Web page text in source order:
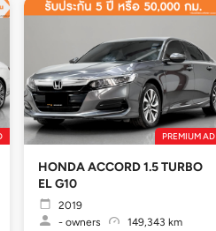
PREMIUM AD
HONDA ACCORD 1.5 TURBO
EL G10
2019
- owners
149,343 km